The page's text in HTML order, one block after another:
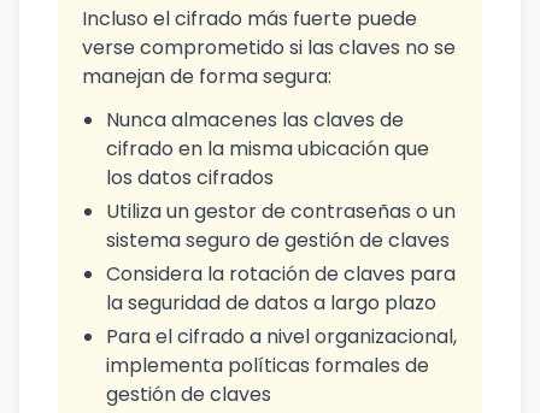
Incluso el cifrado más fuerte puede
verse comprometido si las claves no se
manejan de forma segura:
Nunca almacenes las claves de
cifrado en la misma ubicación que
los datos cifrados
Utiliza un gestor de contraseñas o un
sistema seguro de gestión de claves
Considera la rotación de claves para
la seguridad de datos a largo plazo
Para el cifrado a nivel organizacional,
implementa políticas formales de
gestión de claves